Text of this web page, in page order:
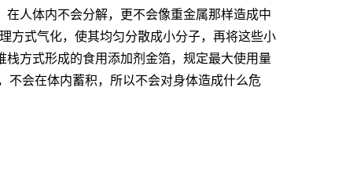
人体内不会分解，更不会像重金属那样造成中
方式气化，使其均匀分散成小分子，再将这些小
方式形成的食用添加剂金箔，规定最大使用量
不会在体内蓄积，所以不会对身体造成什么危